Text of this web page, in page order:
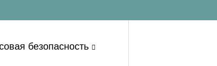
безопасность